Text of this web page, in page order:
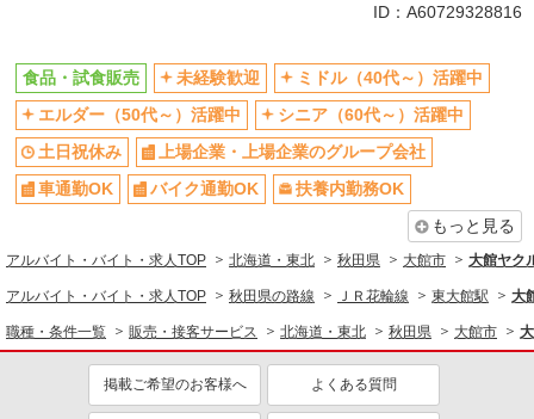
車通勤OK
扶養内勤務OK
交通費支給
社員登用あり
ID：A60729328816
食品・試食販売 未経験歓迎
ミドル（40代～）活躍中
エルダー（50代～）活躍中
シニア（60代～）活躍中
土日祝休み
上場企業・上場企業のグループ会社
車通勤OK
バイク通勤OK
扶養内勤務OK
もっと見る
アルバイト・バイト・求人TOP 北海道・東北 秋田県 大館市 大館ヤク
アルバイト・バイト・求人TOP 秋田県の路線 ＪＲ花輪線 東大館駅 大
職種・条件一覧 販売・接客サービス 北海道・東北 秋田県 大館市
掲載ご希望のお客様へ よくある質問